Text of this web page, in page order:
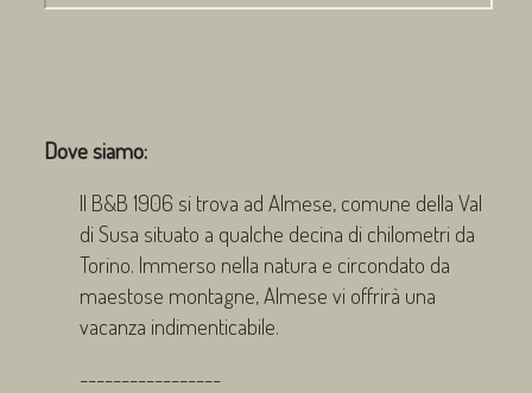
Dove siamo:
Il B&B 1906 si trova ad Almese, comune della Val
di Susa situato a qualche decina di chilometri da
Torino. Immerso nella natura e circondato da
maestose montagne, Almese vi offrirà una
vacanza indimenticabile.
-----------------